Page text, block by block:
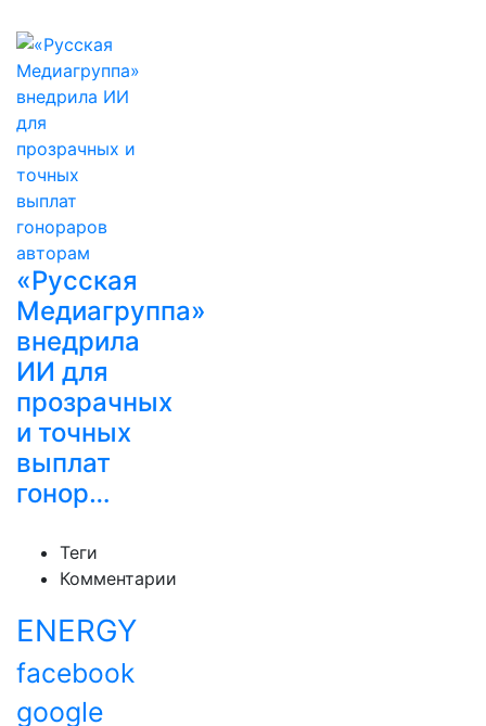
«Русская
Медиагруппа»
внедрила
ИИ для
прозрачных
и точных
выплат
гонор…
Теги
Комментарии
ENERGY
facebook
google